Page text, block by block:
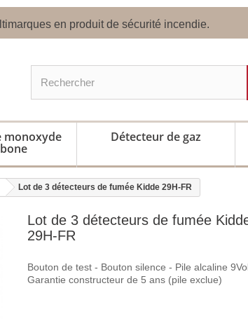
en produit de sécurité incendie.
monoxyde Détecteur de gaz
Lot de 3 détecteurs de fumée Kidde 29H-FR
Lot de 3 détecteurs de fumée
29H-FR
Bouton de test - Bouton silence - Pile alcaline
Garantie constructeur de 5 ans (pile exclue)